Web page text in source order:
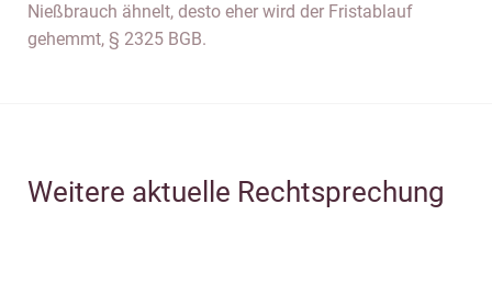
Nießbrauch ähnelt, desto eher wird der Fristablauf
gehemmt, § 2325 BGB.
Weitere aktuelle Rechtsprechung